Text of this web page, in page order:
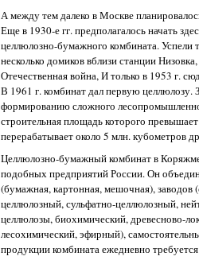
А между тем далеко в Москве
Еще в 1930-е гг. предполагалось начать
целлюлозно-бумажного комбината. Успели
несколько домиков вблизи станции
Отечественная война, И только в 1953 г.
В 1961 г. комбинат дал первую целлюлозу.
формированию сложного
строительная площадь которого
перерабатывает около 5 млн. кубометров
Целлюлозно-бумажный комбинат в
подобных предприятий России. Он
(бумажная, картонная, мешочная), заводов
целлюлозный, сульфатно-целлюлозный,
целлюлозы, биохимический, древесново-
лесохимический, эфирный),
продукции комбината ежедневно